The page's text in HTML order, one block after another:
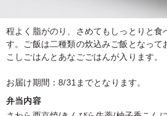
程よく脂がのり、さめてもしっとりと食
す。ご飯は二種類の炊込みご飯となって
こしごはんとあなごごはんが入ります。
お届け期間：8/31までとなります。
弁当内容